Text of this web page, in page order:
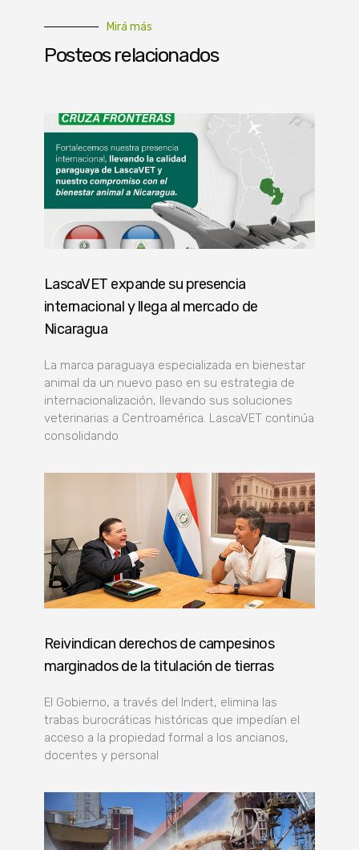
Mirá más
Posteos relacionados
LascaVET expande su presencia
internacional y llega al mercado de
Nicaragua
La marca paraguaya especializada en bienestar
animal da un nuevo paso en su estrategia de
internacionalización, llevando sus soluciones
veterinarias a Centroamérica. LascaVET continúa
consolidando
Reivindican derechos de campesinos
marginados de la titulación de tierras
El Gobierno, a través del Indert, elimina las
trabas burocráticas históricas que impedían el
acceso a la propiedad formal a los ancianos,
docentes y personal